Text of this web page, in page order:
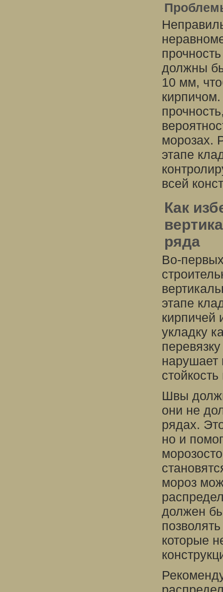
должны
10 мм,
морозах.
этапе
всей
Как
ряда
Во-
этапе
кирпичей
укладку
нарушает
Швы
они не
рядах.
но и
мороз
должен
которые